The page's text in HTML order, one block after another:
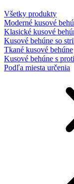
Všetky produkty
Moderné kusové
Klasické kusové
Kusové behúne so
Tkané kusové behúne
Kusové behúne s
Podľa miesta určenia